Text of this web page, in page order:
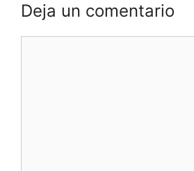
Deja un comentario